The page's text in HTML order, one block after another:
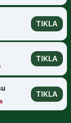
TIKLA
TIKLA
TIKLA